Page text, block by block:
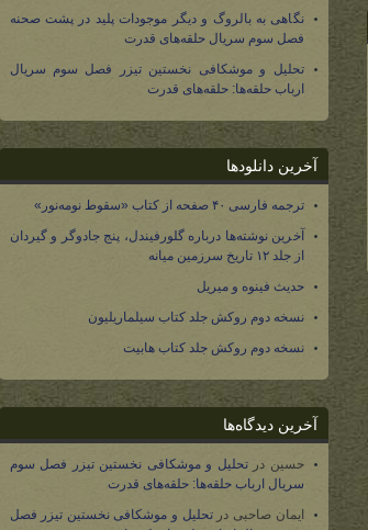
نگاهی به بالروگ و دیگر موجودات پلید در پشت صحنه
فصل سوم سریال حلقه‌های قدرت
تحلیل و موشکافی نخستین تیزر فصل سوم سریال
ارباب حلقه‌ها: حلقه‌های قدرت
آخرین دانلودها
ترجمه فارسی ۴۰ صفحه از کتاب «سقوط نومه‌نور»
آخرین نوشته‌ها درباره گلورفیندل، پنج جادوگر و گیردان
از جلد ۱۲ تاریخ سرزمین میانه
حدیث فینوه و میریل
نسخه دوم روکش جلد کتاب سیلماریلیون
نسخه دوم روکش جلد کتاب هابیت
آخرین دیدگاه‌ها
حسین درتحلیل و موشکافی نخستین تیزر فصل سوم
سریال ارباب حلقه‌ها: حلقه‌های قدرت
ایمان صاحبی درتحلیل و موشکافی نخستین تیزر فصل